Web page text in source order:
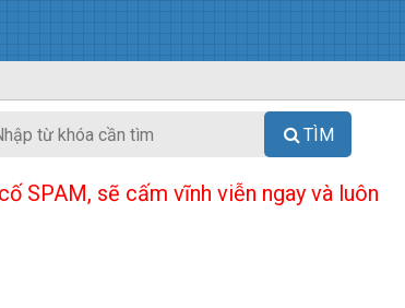
TÌM
SPAM, sẽ cấm vĩnh viễn ngay và luôn